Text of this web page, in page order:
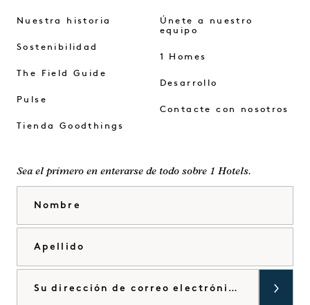
Nuestra historia
Sostenibilidad
The Field Guide
Pulse
Tienda Goodthings
Únete a nuestro
equipo
1 Homes
Desarrollo
Contacte con nosotros
Sea el primero en enterarse de todo sobre 1 Hotels.